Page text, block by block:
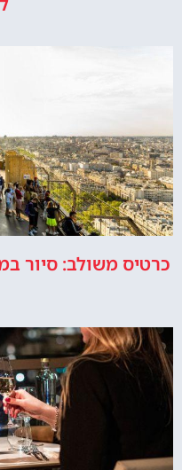
כרטיס משולב: סיור